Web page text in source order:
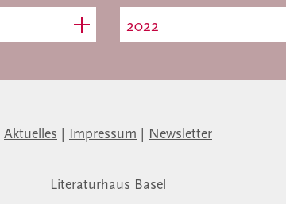
2022
Aktuelles Impressum Newsletter
Literaturhaus Basel